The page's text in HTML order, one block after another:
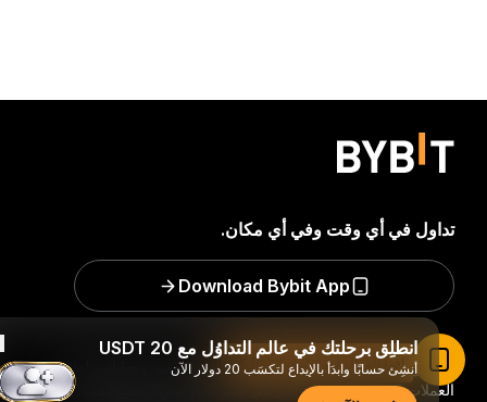
كن من السباقين للحصول على رؤًى بالغة الأهمية وتحليلات لعالم
العملات الرقمية: اشترك الآن في نشرتنا الإخبارية.
تداول في أي وقت وفي أي مكان.
Download Bybit App
انطلِق برحلتك في عالم التداوُل مع 20 USDT
أنشِئ حسابًا وابدَأ بالإيداع لتكسَب 20 دولار الآن
اقرأ المقال في تطبيق Bybit